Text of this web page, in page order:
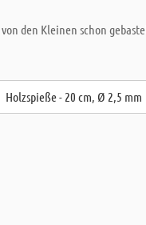
den Kleinen schon
Holzspieße - 20 cm, Ø 2,5 mm